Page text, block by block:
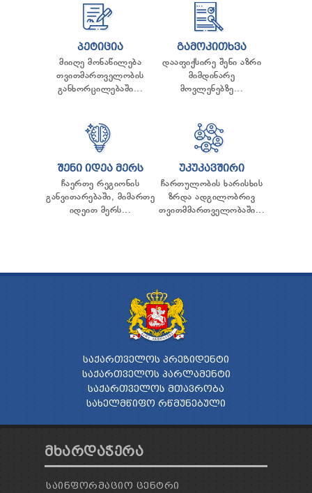
ᲞᲔᲢᲘᲪᲘᲐ
მიიღე მონაწილება
თვითმართველობის
განხორცილებაში...
ᲒᲐᲛᲝᲙᲘᲗᲮᲕᲐ
დააფიქსირე შენი აზრი
მიმდინარე
მოვლენებზე...
ᲨᲔᲜᲘ ᲘᲓᲔᲐ ᲛᲔᲠᲡ
ჩაერთე რეგიონის
განვითარებაში, მიმართე
იდეით მერს...
ᲣᲙᲣᲙᲐᲕᲨᲘᲠᲘ
ჩართულობის ხარისხის
ზრდა ადგილობრივ
თვითმმართველობაში...
ᲡᲐᲥᲐᲠᲗᲕᲔᲚᲝᲡ ᲞᲠᲔᲖᲘᲓᲔᲜᲢᲘ
ᲡᲐᲥᲐᲠᲗᲕᲔᲚᲝᲡ ᲞᲐᲠᲚᲐᲛᲔᲜᲢᲘ
ᲡᲐᲥᲐᲠᲗᲕᲔᲚᲝᲡ ᲛᲗᲐᲕᲠᲝᲑᲐ
ᲡᲐᲮᲔᲚᲛᲬᲘᲤᲝ ᲠᲬᲛᲣᲜᲔᲑᲣᲚᲘ
ᲛᲮᲐᲠᲓᲐᲭᲔᲠᲐ
ᲡᲐᲘᲜᲤᲝᲠᲛᲐᲪᲘᲝ ᲪᲔᲜᲢᲠᲘ